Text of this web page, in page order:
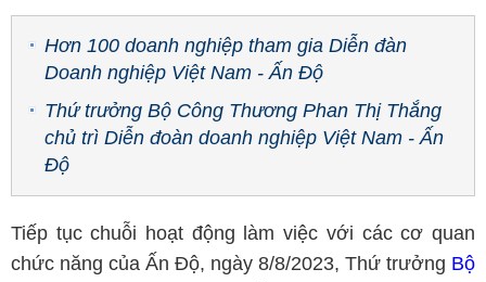
Hơn 100 doanh nghiệp tham gia Diễn đàn
Doanh nghiệp Việt Nam - Ấn Độ
Thứ trưởng Bộ Công Thương Phan Thị Thắng
chủ trì Diễn đoàn doanh nghiệp Việt Nam - Ấn
Độ
Tiếp tục chuỗi hoạt động làm việc với các cơ quan
chức năng của Ấn Độ, ngày 8/8/2023, Thứ trưởng Bộ